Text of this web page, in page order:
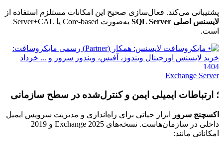
پشتیبانی می‌کند. فعال‌سازی صحیح این امکانات مستلزم استفاده از
لایسنس اصلی SQL Server
به‌صورت Core-based یا Server+CAL
است.
Exchange Server
؛ ارتباطات ایمیلی ایمن و کنترل‌شده در سطح سازمانی
اکسچنج سرور
ابزار حیاتی برای راه‌اندازی و مدیریت سرویس ایمیل
داخلی در سازمان‌هاست. نسخه‌های Exchange 2025 و 2019
امکاناتی مانند: